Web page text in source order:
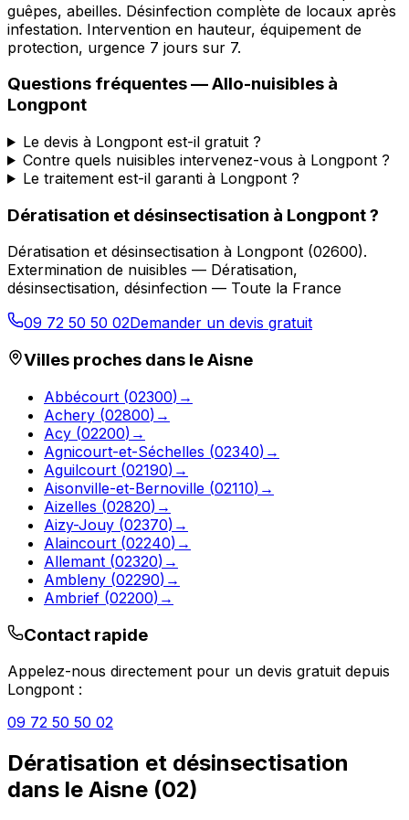
guêpes, abeilles. Désinfection complète de locaux après
infestation. Intervention en hauteur, équipement de
protection, urgence 7 jours sur 7.
Questions fréquentes —Allo-nuisibles à
Longpont
Le devis à Longpont est-il gratuit ?
Contre quels nuisibles intervenez-vous à Longpont ?
Le traitement est-il garanti à Longpont ?
Dératisation et désinsectisation à Longpont?
Dératisation et désinsectisation à Longpont (02600).
Extermination de nuisibles — Dératisation,
désinsectisation, désinfection — Toute la France
09 72 50 50 02Demander un devis gratuit
Villes proches dans leAisne
Abbécourt (02300) →
Achery (02800) →
Acy (02200) →
Agnicourt-et-Séchelles (02340) →
Aguilcourt (02190) →
Aisonville-et-Bernoville (02110) →
Aizelles (02820) →
Aizy-Jouy (02370) →
Alaincourt (02240) →
Allemant (02320) →
Ambleny (02290) →
Ambrief (02200) →
Contact rapide
Appelez-nous directement pour un devis gratuit depuis
Longpont :
09 72 50 50 02
Dératisation et désinsectisation
dans le Aisne (02)